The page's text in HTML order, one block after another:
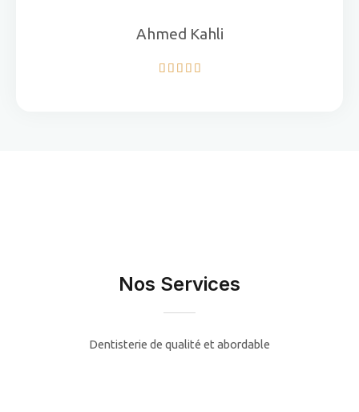
Ahmed Kahli
    5/5
Nos Services
Dentisterie de qualité et abordable